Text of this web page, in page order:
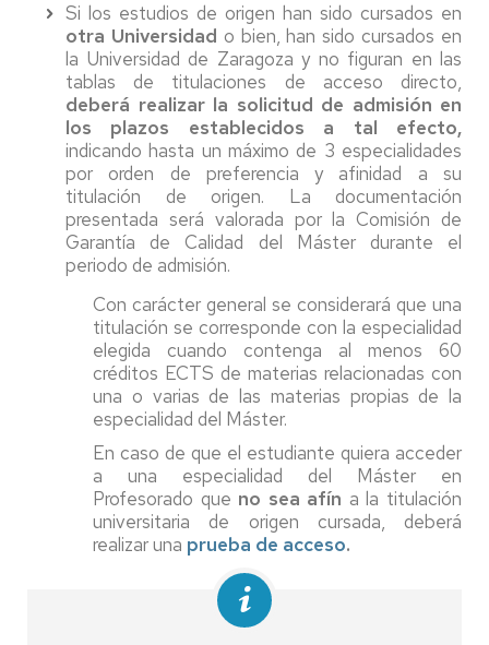
Si los estudios de origen han sido cursados en
otra Universidad o bien, han sido cursados en
la Universidad de Zaragoza y no figuran en las
tablas de titulaciones de acceso directo,
deberá realizar la solicitud de admisión en
los plazos establecidos a tal efecto,
indicando hasta un máximo de 3 especialidades
por orden de preferencia y afinidad a su
titulación de origen. La documentación
presentada será valorada por la Comisión de
Garantía de Calidad del Máster durante el
periodo de admisión.
Con carácter general se considerará que una
titulación se corresponde con la especialidad
elegida cuando contenga al menos 60
créditos ECTS de materias relacionadas con
una o varias de las materias propias de la
especialidad del Máster.
En caso de que el estudiante quiera acceder
a una especialidad del Máster en
Profesorado que no sea afín a la titulación
universitaria de origen cursada, deberá
realizar una prueba de acceso.